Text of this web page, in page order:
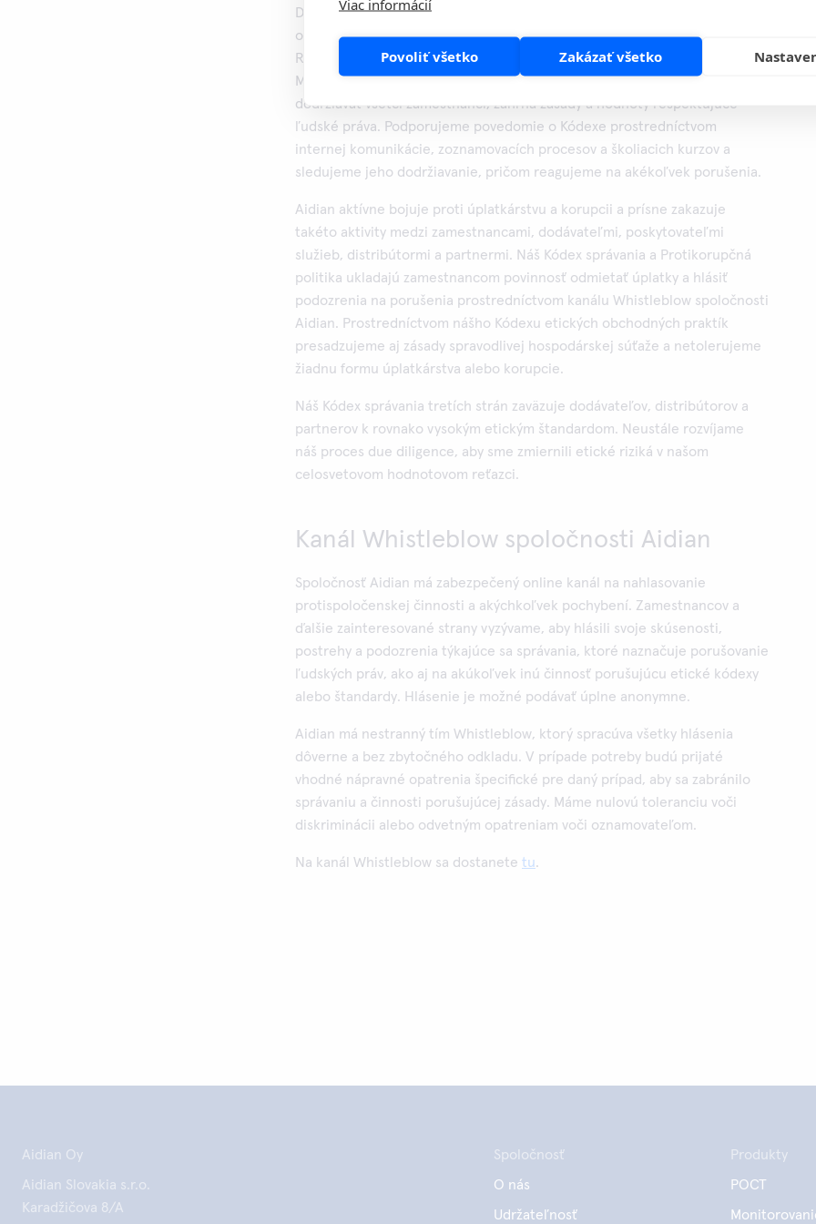
Viac informácií
Povoliť všetko Zakázať všetko
Dodržiavame vysoké etické štandardy a konáme zodpovedne, to isté
očakávame od všetkých účastníkov v našom hodnotovom reťazci.
Rešpektujeme desať princípov iniciatívy OSN Global Compact a dohovoru
Medzinárodnej organizácie práce (ILO). Náš Kódex správania, ktorý musia
dodržiavať všetci zamestnanci, zahŕňa zásady a hodnoty rešpektujúce
ľudské práva. Podporujeme povedomie o Kódexe prostredníctvom
internej komunikácie, zoznamovacích procesov a školiacich kurzov a
sledujeme jeho dodržiavanie, pričom reagujeme na akékoľvek porušenia.
Aidian aktívne bojuje proti úplatkárstvu a korupcii a prísne zakazuje
takéto aktivity medzi zamestnancami, dodávateľmi, poskytovateľmi
služieb, distribútormi a partnermi. Náš Kódex správania a Protikorupčná
politika ukladajú zamestnancom povinnosť odmietať úplatky a hlásiť
podozrenia na porušenia prostredníctvom kanálu Whistleblow spoločnosti
Aidian. Prostredníctvom nášho Kódexu etických obchodných praktík
presadzujeme aj zásady spravodlivej hospodárskej súťaže a netolerujeme
žiadnu formu úplatkárstva alebo korupcie.
Náš Kódex správania tretích strán zaväzuje dodávateľov, distribútorov a
partnerov k rovnako vysokým etickým štandardom. Neustále rozvíjame
náš proces due diligence, aby sme zmiernili etické riziká v našom
celosvetovom hodnotovom reťazci.
Kanál Whistleblow spoločnosti Aidian
Spoločnosť Aidian má zabezpečený online kanál na nahlasovanie
protispoločenskej činnosti a akýchkoľvek pochybení. Zamestnancov a
ďalšie zainteresované strany vyzývame, aby hlásili svoje skúsenosti,
postrehy a podozrenia týkajúce sa správania, ktoré naznačuje porušovanie
ľudských práv, ako aj na akúkoľvek inú činnosť porušujúcu etické kódexy
alebo štandardy. Hlásenie je možné podávať úplne anonymne.
Aidian má nestranný tím Whistleblow, ktorý spracúva všetky hlásenia
dôverne a bez zbytočného odkladu. V prípade potreby budú prijaté
vhodné nápravné opatrenia špecifické pre daný prípad, aby sa zabránilo
správaniu a činnosti porušujúcej zásady. Máme nulovú toleranciu voči
diskriminácii alebo odvetným opatreniam voči oznamovateľom.
Na kanál Whistleblow sa dostanete tu.
Aidian Oy
Aidian Slovakia s.r.o.
Karadžičova 8/A
Spoločnosť
O nás
Udržateľnosť
Produkty
POCT